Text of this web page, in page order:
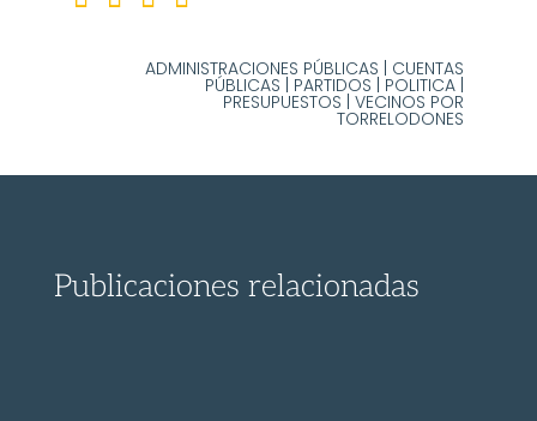
ADMINISTRACIONES PÚBLICAS CUENTAS
PÚBLICAS PARTIDOS POLITICA
PRESUPUESTOS |VECINOS POR
TORRELODONES
Publicaciones relacionadas